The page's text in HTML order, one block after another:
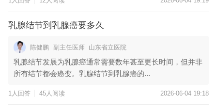
乳腺结节到乳腺癌要多久
陈健鹏 副主任医师 山东省立医院
乳腺结节发展为乳腺癌通常需要数年甚至更长时间，但并非
所有结节都会癌变。乳腺结节到乳腺癌的...
1人回答 45人阅读 2026-06-04 19:18